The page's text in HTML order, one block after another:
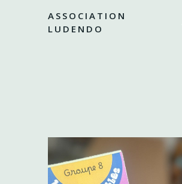
ASSOCIATION
LUDENDO